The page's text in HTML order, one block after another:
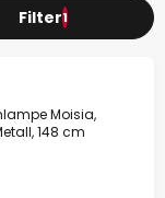
Filter1
Moisia,
148 cm